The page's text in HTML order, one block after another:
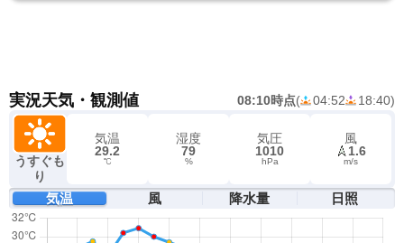
実況天気・観測値 08:10時点( 04:52 18:40)
うすぐも
り
気温
29.2
℃
湿度
79
%
気圧
1010
hPa
風
1.6
m/s
気温 風 降水量 日照